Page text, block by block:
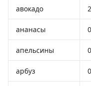
авокадо
ананасы
апельсины
арбуз